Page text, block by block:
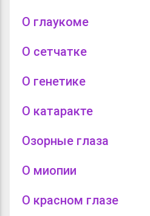
О глаукоме
О сетчатке
О генетике
О катаракте
Озорные глаза
О миопии
О красном глазе